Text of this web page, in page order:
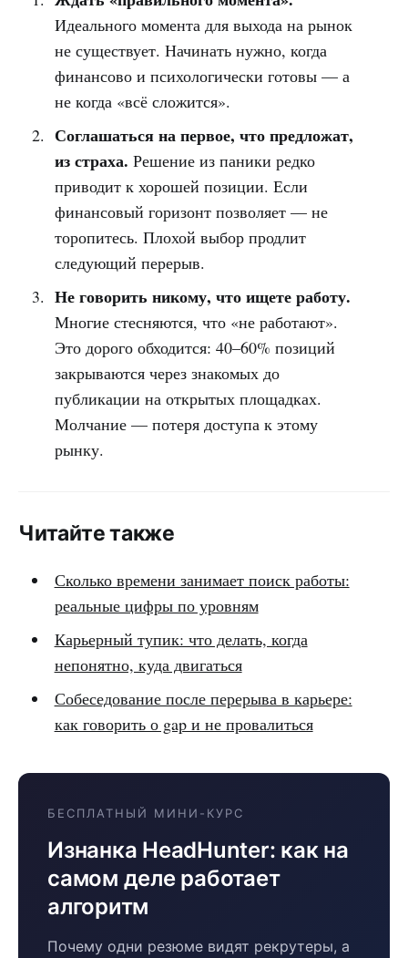
Идеального момента для выхода на рынок
не существует. Начинать нужно, когда
финансово и психологически готовы — а
не когда «всё сложится».
Соглашаться на первое, что предложат,
из страха. Решение из паники редко
приводит к хорошей позиции. Если
финансовый горизонт позволяет — не
торопитесь. Плохой выбор продлит
следующий перерыв.
Не говорить никому, что ищете работу.
Многие стесняются, что «не работают».
Это дорого обходится: 40–60% позиций
закрываются через знакомых до
публикации на открытых площадках.
Молчание — потеря доступа к этому
рынку.
Читайте также
Сколько времени занимает поиск работы:
реальные цифры по уровням
Карьерный тупик: что делать, когда
непонятно, куда двигаться
Собеседование после перерыва в карьере:
как говорить о gap и не провалиться
БЕСПЛАТНЫЙ МИНИ-КУРС
Изнанка HeadHunter: как на
самом деле работает
алгоритм
Почему одни резюме видят рекрутеры, а